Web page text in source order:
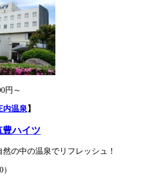
円～
内温泉 】
豊ハイツ
の中の温泉でリフレッシュ！
）